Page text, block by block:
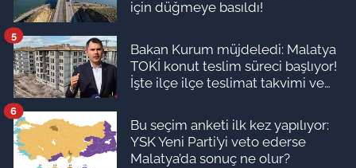
için düğmeye basıldı!
Bakan Kurum müjdeledi: Malatya
TOKİ konut teslim süreci başlıyor!
İşte ilçe ilçe teslimat takvimi ve
5
Bu seçim anketi ilk kez yapılıyor:
YSK Yeni Parti’yi veto ederse
Malatya’da sonuç ne olur?
6